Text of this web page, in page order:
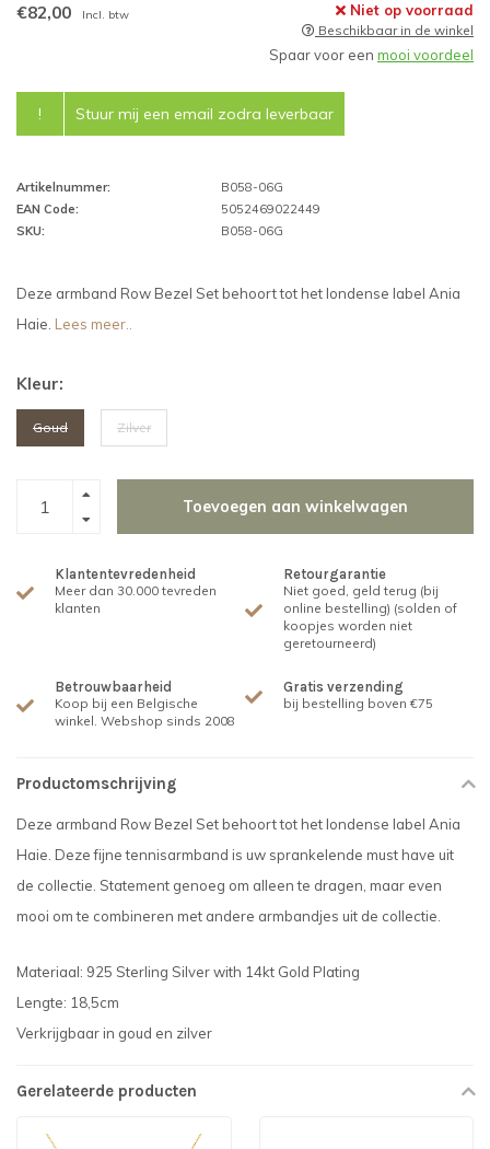
€82,00 Incl. btw Niet op voorraad
Beschikbaar in de winkel
Spaar voor een mooi voordeel
! Stuur mij een email zodra leverbaar
Artikelnummer:
B058-06G
EAN Code:
5052469022449
SKU:
B058-06G
Deze armband Row Bezel Set behoort tot het londense label Ania
Haie. Lees meer..
Kleur:
Goud Zilver
Toevoegen aan winkelwagen
Klantentevredenheid
Meer dan 30.000 tevreden
klanten
Retourgarantie
Niet goed, geld terug (bij
online bestelling) (solden of
koopjes worden niet
geretourneerd)
Betrouwbaarheid
Koop bij een Belgische
winkel. Webshop sinds 2008
Gratis verzending
bij bestelling boven €75
Productomschrijving
Deze armband Row Bezel Set behoort tot het londense label Ania
Haie. Deze fijne tennisarmband is uw sprankelende must have uit
de collectie. Statement genoeg om alleen te dragen, maar even
mooi om te combineren met andere armbandjes uit de collectie.
Materiaal: 925 Sterling Silver with 14kt Gold Plating
Lengte: 18,5cm
Verkrijgbaar in goud en zilver
Gerelateerde producten